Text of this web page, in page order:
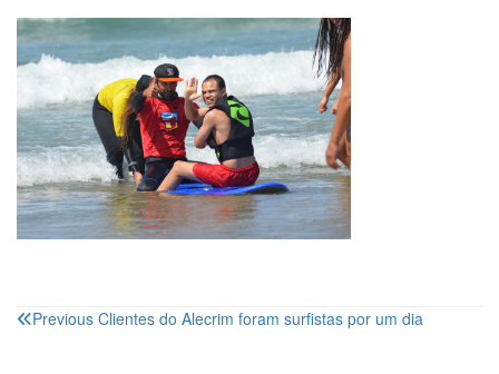
Navegação
Previous Clientes do Alecrim foram surfistas por um dia